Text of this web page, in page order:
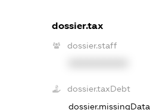
dossier.tax
dossier.staff
dossier.taxDebt
dossier.missingData